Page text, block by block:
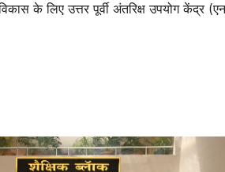
के लिए उत्तर पूर्वी अंतरिक्ष उपयोग केंद्र